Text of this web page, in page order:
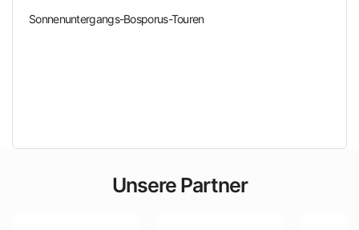
Sonnenuntergangs-Bosporus-Touren
Unsere Partner